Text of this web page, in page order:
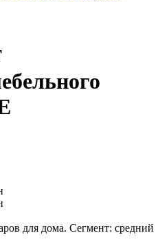
для дома. Сегмент: средний